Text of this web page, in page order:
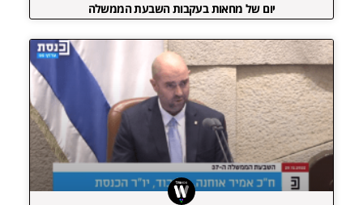
יום של מחאות בעקבות השבעת הממשלה